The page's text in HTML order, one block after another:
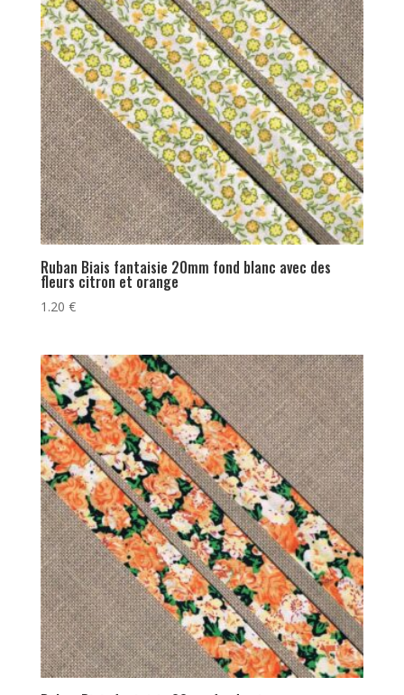
Ruban Biais fantaisie 20mm fond blanc avec des
fleurs citron et orange
1.20 €